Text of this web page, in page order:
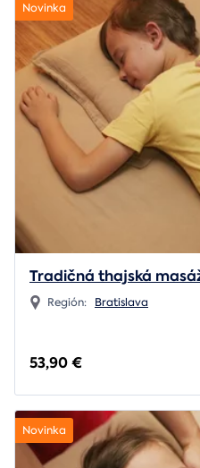
Novinka
Tradičná thajská
Región: Bratislava
53,90 €
Novinka